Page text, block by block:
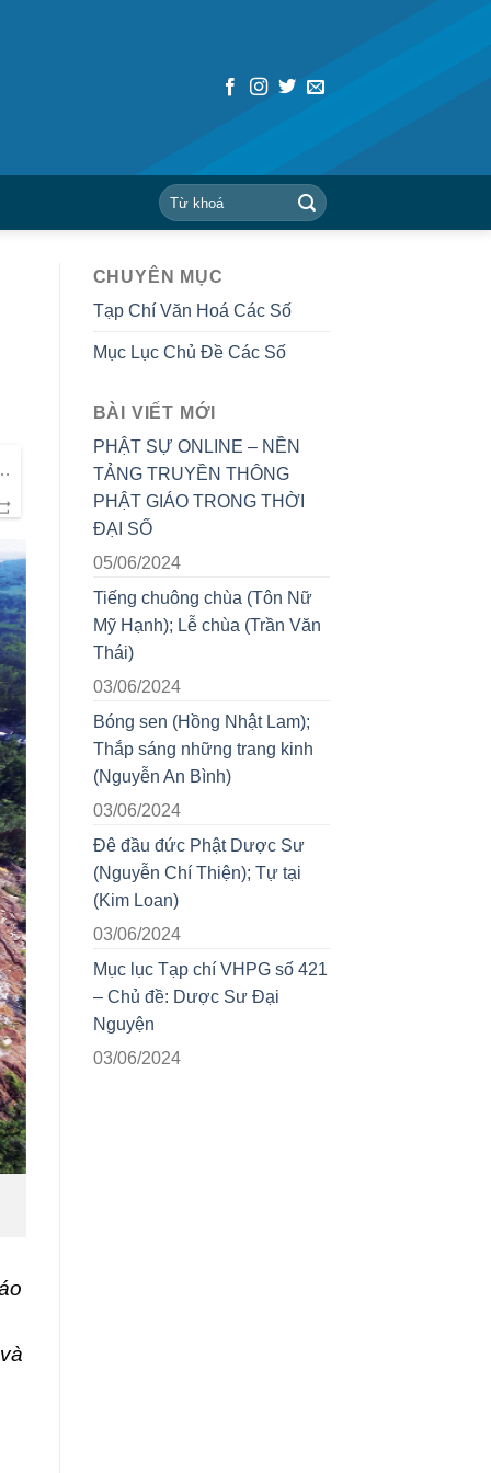
GHPGVN (1987-2017) (HT. Thích Huệ Thông)
CHUYÊN MỤC
Tạp Chí Văn Hoá Các Số
Mục Lục Chủ Đề Các Số
BÀI VIẾT MỚI
PHẬT SỰ ONLINE – NỀN
TẢNG TRUYỀN THÔNG
PHẬT GIÁO TRONG THỜI
ĐẠI SỐ
05/06/2024
Tiếng chuông chùa (Tôn Nữ
Mỹ Hạnh); Lễ chùa (Trần Văn
Thái)
03/06/2024
Bóng sen (Hồng Nhật Lam);
Thắp sáng những trang kinh
(Nguyễn An Bình)
03/06/2024
Đê đầu đức Phật Dược Sư
(Nguyễn Chí Thiện); Tự tại
(Kim Loan)
03/06/2024
Mục lục Tạp chí VHPG số 421
– Chủ đề: Dược Sư Đại
Nguyện
03/06/2024